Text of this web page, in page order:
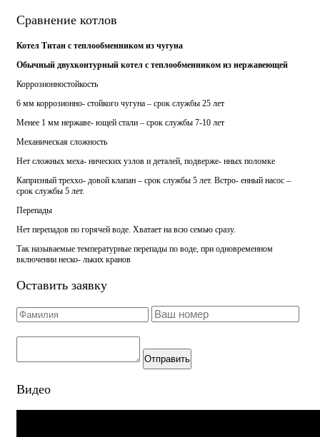
Сравнение котлов
Котел Титан с теплообменником из чугуна
Обычный двухконтурный котел с теплообменником из нержавеющей
Коррозионностойкость
6 мм коррозионно- стойкого чугуна – срок службы 25 лет
Менее 1 мм нержаве- ющей стали – срок службы 7-10 лет
Механическая сложность
Нет сложных меха- нических узлов и деталей, подверже- нных поломке
Капризный треххо- довой клапан – срок службы 5 лет. Встро- енный насос –
срок службы 5 лет.
Перепады
Нет перепадов по горячей воде. Хватает на всю семью сразу.
Так называемые температурные перепады по воде, при одновременном
включении неско- льких кранов
Оставить заявку
Отправить
Видео